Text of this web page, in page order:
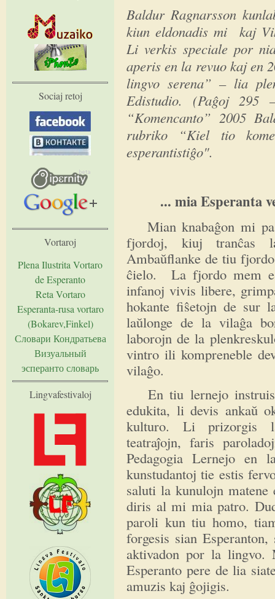
Baldur Ragnarsson
kiun eldonadis mi kaj
Li verkis speciale por
aperis en la revuo kaj en
lingvo serena” – lia
Edistudio. (Paĝoj
“Komencanto” 2005
rubriko “Kiel tio
esperantistiĝo".
... mia Esperanta
Mian knabaĝon mi
fjordoj, kiuj tranĉas
Ambaŭflanke de tiu
ĉielo. La fjordo mem
infanoj vivis libere,
hokante fiŝetojn de sur
laŭlonge de la vilaĝa
laborojn de la
vintro ili kompreneble
vilaĝo.
En tiu lernejo
edukita, li devis ankaŭ
kulturo. Li prizorgis
teatraĵojn, faris
Pedagogia Lernejo en
kunstudantoj tie estis
saluti la kunulojn
diris al mi mia patro.
paroli kun tiu homo,
forgesis sian
aktivadon por la
Esperanto pere de lia
amuzis kaj ĝojigis.
Sociaj retoj
Vortaroj
Plena Ilustrita Vortaro
de Esperanto
Reta Vortaro
Esperanta-rusa vortaro
(Bokarev,Finkel)
Словари Кондратьева
Визуальный
эсперанто словарь
Lingvafestivaloj